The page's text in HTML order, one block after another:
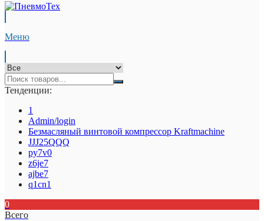
Меню
Тенденции:
1
Admin/login
Безмасляный винтовой компрессор Kraftmaсhine
JJJ25QQQ
py7v0
z6je7
ajbe7
q1cn1
0
Всего